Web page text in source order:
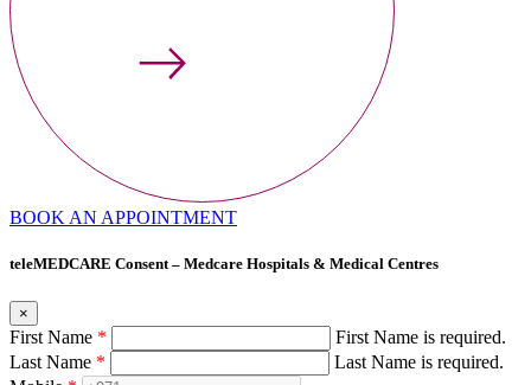
BOOK AN APPOINTMENT
teleMEDCARE Consent – Medcare Hospitals & Medical Centres
×
First Name *
First Name is required.
Last Name *
Last Name is required.